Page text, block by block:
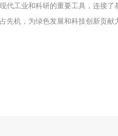
代工业和科研的重要工具，连接
先机，为绿色发展和科技创新贡献